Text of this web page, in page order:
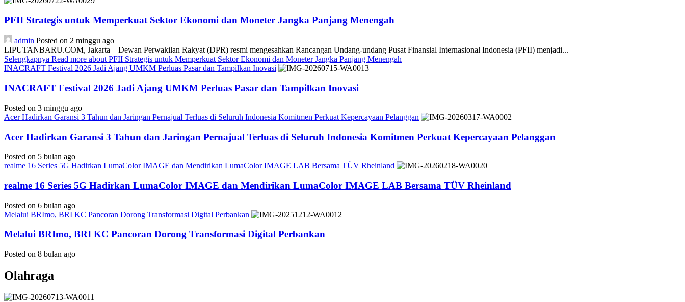
PFII Strategis untuk Memperkuat Sektor Ekonomi dan Moneter Jangka Panjang Menengah
admin Posted on 2 minggu ago
LIPUTANBARU.COM, Jakarta – Dewan Perwakilan Rakyat (DPR) resmi mengesahkan Rancangan Undang-undang Pusat Finansial Internasional Indonesia (PFII) menjadi...
Selengkapnya Read more about PFII Strategis untuk Memperkuat Sektor Ekonomi dan Moneter Jangka Panjang Menengah
INACRAFT Festival 2026 Jadi Ajang UMKM Perluas Pasar dan Tampilkan Inovasi
INACRAFT Festival 2026 Jadi Ajang UMKM Perluas Pasar dan Tampilkan Inovasi
Posted on 3 minggu ago
Acer Hadirkan Garansi 3 Tahun dan Jaringan Pernajual Terluas di Seluruh Indonesia Komitmen Perkuat Kepercayaan Pelanggan
Acer Hadirkan Garansi 3 Tahun dan Jaringan Pernajual Terluas di Seluruh Indonesia Komitmen Perkuat Kepercayaan Pelanggan
Posted on 5 bulan ago
realme 16 Series 5G Hadirkan LumaColor IMAGE dan Mendirikan LumaColor IMAGE LAB Bersama TÜV Rheinland
realme 16 Series 5G Hadirkan LumaColor IMAGE dan Mendirikan LumaColor IMAGE LAB Bersama TÜV Rheinland
Posted on 6 bulan ago
Melalui BRImo, BRI KC Pancoran Dorong Transformasi Digital Perbankan
Melalui BRImo, BRI KC Pancoran Dorong Transformasi Digital Perbankan
Posted on 8 bulan ago
Olahraga